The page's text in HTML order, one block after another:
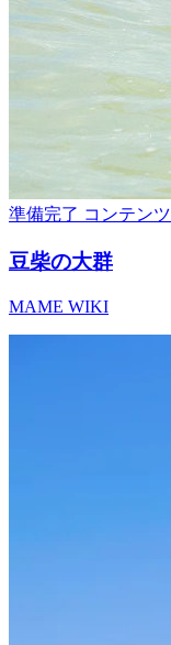
準備完了 コンテンツ
豆柴の大群
MAME WIKI